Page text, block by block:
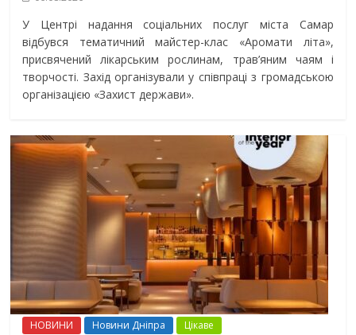
У Центрі надання соціальних послуг міста Самар
відбувся тематичний майстер-клас «Аромати літа»,
присвячений лікарським рослинам, трав’яним чаям і
творчості. Захід організували у співпраці з громадською
організацією «Захист держави».
НОВИНИ Новини Дніпра Цікаве